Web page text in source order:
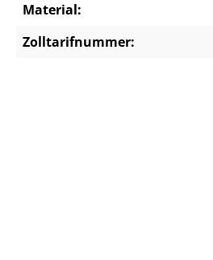
Material:
Zolltarifnummer: